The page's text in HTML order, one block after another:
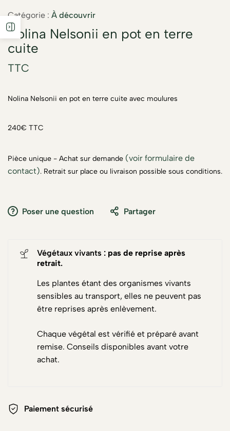
Catégorie : À découvrir
Nolina Nelsonii en pot en terre
cuite
TTC
Nolina Nelsonii en pot en terre cuite avec moulures
240€ TTC
Pièce unique - Achat sur demande (voir formulaire de
contact). Retrait sur place ou livraison possible sous conditions.
Poser une question Partager
Végétaux vivants : pas de reprise après
retrait.
Les plantes étant des organismes vivants
sensibles au transport, elles ne peuvent pas
être reprises après enlèvement.
Chaque végétal est vérifié et préparé avant
remise. Conseils disponibles avant votre
achat.
Paiement sécurisé